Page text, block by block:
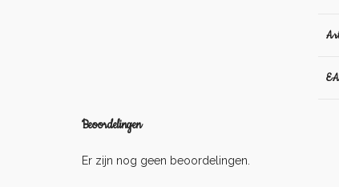
Beoordelingen
Er zijn nog geen beoordelingen.